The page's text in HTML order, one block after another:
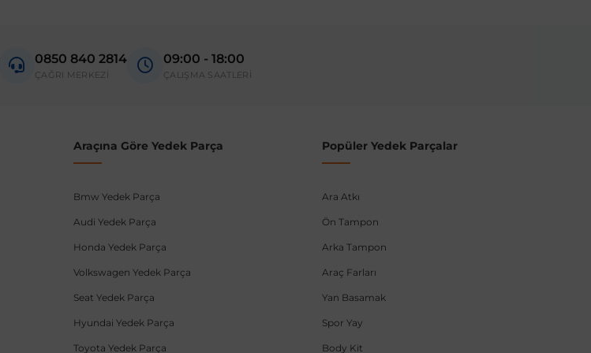
Sipariş vermeden önce OEM numarası veya şasi numarası ile uyumluluğu kontrol
0850 840 2814
ÇAĞRI MERKEZİ
09:00 - 18:00
ÇALIŞMA SAATLERİ
Araçına Göre Yedek Parça
Bmw Yedek Parça
Audi Yedek Parça
Honda Yedek Parça
Volkswagen Yedek Parça
Seat Yedek Parça
Hyundai Yedek Parça
Toyota Yedek Parça
Popüler Yedek Parçalar
Ara Atkı
Ön Tampon
Arka Tampon
Araç Farları
Yan Basamak
Spor Yay
Body Kit